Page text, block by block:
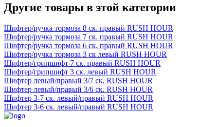
Другие товары в этой категории
Шифтер/ручка тормоза 8 ск. правый RUSH HOUR
Шифтер/ручка тормоза 7 ск. правый RUSH HOUR
Шифтер/ручка тормоза 6 ск. правый RUSH HOUR
Шифтер/ручка тормоза 3 ск левый RUSH HOUR
Шифтер/грипшифт 7 ск. правый RUSH HOUR
Шифтер/грипшифт 3 ск. левый RUSH HOUR
Шифтер левый/правый 3/7 ск. RUSH HOUR
Шифтер левый/правый 3/6 ск. RUSH HOUR
Шифтер 3-7 ск. левый/правый RUSH HOUR
Шифтер 3-6 ск. левый/правый RUSH HOUR